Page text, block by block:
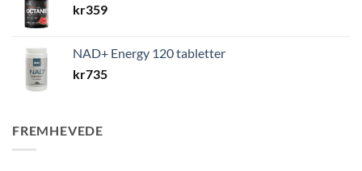
kr359
NAD+ Energy 120 tabletter
kr735
FREMHEVEDE